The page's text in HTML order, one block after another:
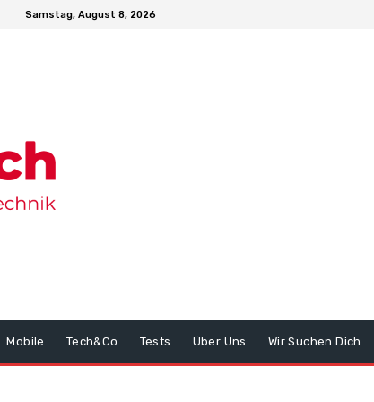
Samstag, August 8, 2026
Mobile Tech&Co Tests Über Uns Wir Suchen Dich